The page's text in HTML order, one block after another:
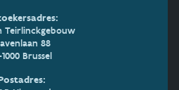
Teirlinckgebouw
88
Brussel